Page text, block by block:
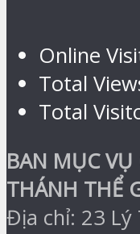
Online
Total
Total
BAN MỤC
THÁNH THỂ
Địa chỉ: 23